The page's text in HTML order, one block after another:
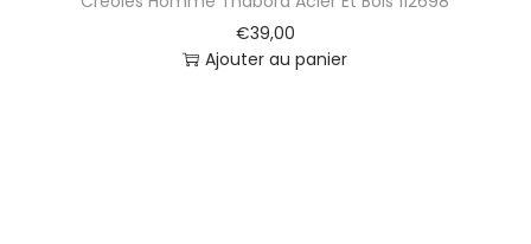
€39,00
Ajouter au panier